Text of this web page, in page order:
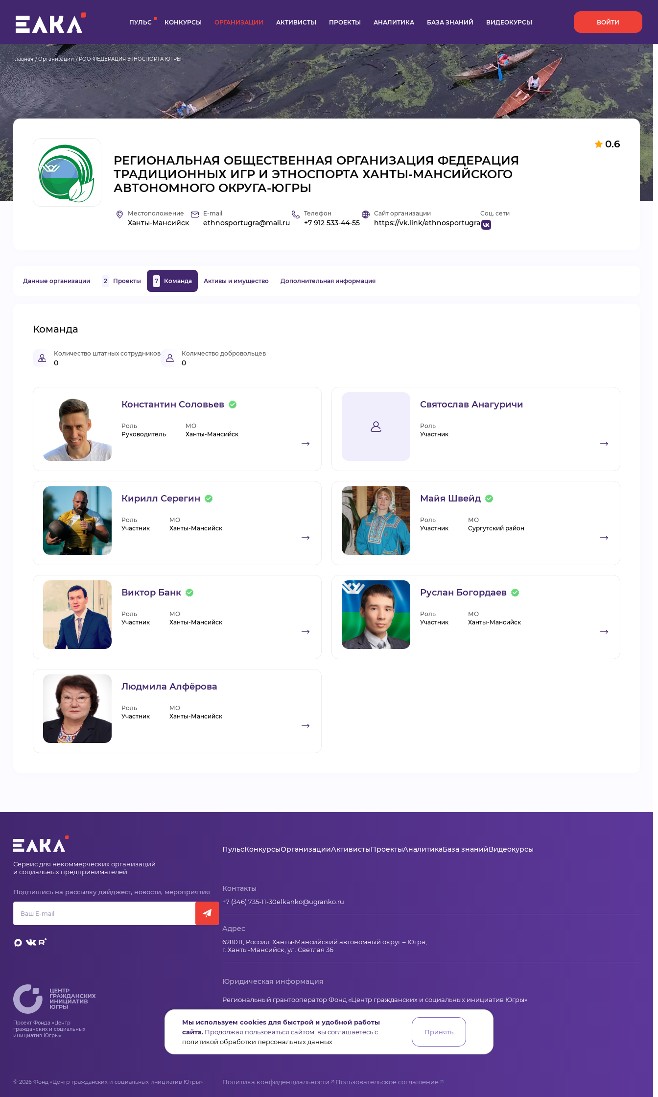
ПУЛЬС КОНКУРСЫ ОРГАНИЗАЦИИ АКТИВИСТЫ ПРОЕКТЫ АНАЛИТИКА БАЗА ЗНАНИЙ ВИДЕОКУРСЫ ВОЙТИ
ПУЛЬС
КОНКУРСЫ
ОРГАНИЗАЦИИ
ПРОЕКТЫ
АНАЛИТИКА
Главная Организации РОО ФЕДЕРАЦИЯ ЭТНОСПОРТА ЮГРЫ
0.6
РЕГИОНАЛЬНАЯ ОБЩЕСТВЕННАЯ ОРГАНИЗАЦИЯ ФЕДЕРАЦИЯ
ТРАДИЦИОННЫХ ИГР И ЭТНОСПОРТА ХАНТЫ-МАНСИЙСКОГО
АВТОНОМНОГО ОКРУГА-ЮГРЫ
Местоположение
Ханты-Мансийск
E-mail
ethnosportugra@mail.ru
Телефон
+7 912 533-44-55
Сайт организации
https://vk.link/ethnosportugra
Соц. сети
Данные организации 2 Проекты 7 Команда Активы и имущество Дополнительная информация
Команда
Количество штатных сотрудников
0
Количество добровольцев
0
Константин Соловьев
Роль
Руководитель
МО
Ханты-Мансийск
Святослав Анагуричи
Роль
Участник
Кирилл Серегин
Роль
Участник
МО
Ханты-Мансийск
Майя Швейд
Роль
Участник
МО
Сургутский район
Виктор Банк
Роль
Участник
МО
Ханты-Мансийск
Руслан Богордаев
Роль
Участник
МО
Ханты-Мансийск
Людмила Алфёрова
Роль
Участник
МО
Ханты-Мансийск
Сервис для некоммерческих организаций
и социальных предпринимателей
Подпишись на рассылку дайджест, новости, мероприятия
Проект Фонда «Центр
гражданских и социальных
инициатив Югры»
ПульсКонкурсыОрганизацииАктивистыПроектыАналитикаБаза знанийВидеокурсы
Контакты
+7 (346) 735-11-30elkanko@ugranko.ru
Адрес
628011, Россия, Ханты-Мансийский автономный округ – Югра,
г. Ханты-Мансийск, ул. Светлая 36
Юридическая информация
Региональный грантооператор Фонд «Центр гражданских и социальных инициатив Югры»
Юридический и почтовый адрес: 628011, Ханты-Мансийск, ул.Светлая, 36
ИНН 8601065590, КПП 860101001
ОГРН 1178600001645 от 14 ноября 2017 г.
© 2026 Фонд «Центр гражданских и социальных инициатив Югры» Политика конфиденциальности Пользовательское соглашение
Мы используем cookies для быстрой и удобной работы
сайта. Продолжая пользоваться сайтом, вы соглашаетесь с
политикой обработки персональных данных
Принять